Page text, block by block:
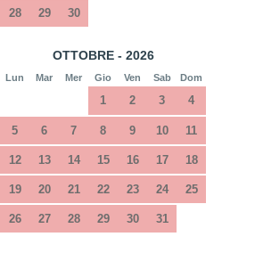
28 29 30
OTTOBRE - 2026
Lun Mar Mer Gio Ven Sab Dom
1 2 3 4
5 6 7 8 9 10 11
12 13 14 15 16 17 18
19 20 21 22 23 24 25
26 27 28 29 30 31